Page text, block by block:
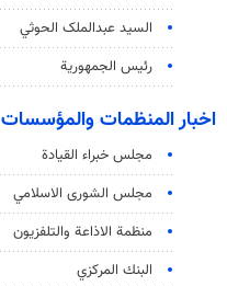
السید عبدالملک الحوثي
رئيس الجمهورية
اخبار المنظمات والمؤسسات
مجلس خبراء القيادة
مجلس الشورى الاسلامي
منظمة الاذاعة والتلفزیون
البنك المركزي